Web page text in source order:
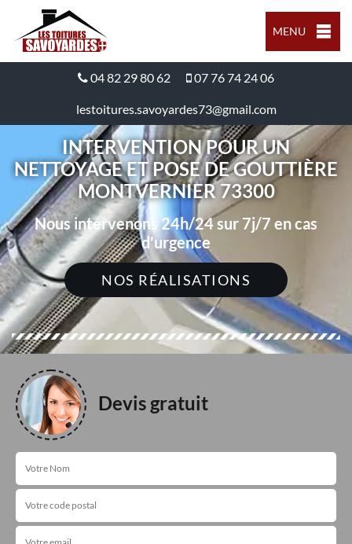
MENU
04 82 29 80 62 07 76 74 24 06
lestoitures.savoyardes73@gmail.com
INTERVENTION POUR UN
NETTOYAGE ET POSE DE GOUTTIÈRE
MONTVERNIER 73300
Nous intervenons 24h/24 sur 7j/7 en cas
d'urgence
NOS RÉALISATIONS
Devis gratuit